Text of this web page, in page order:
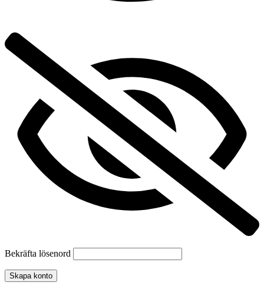
Bekräfta lösenord
Skapa konto